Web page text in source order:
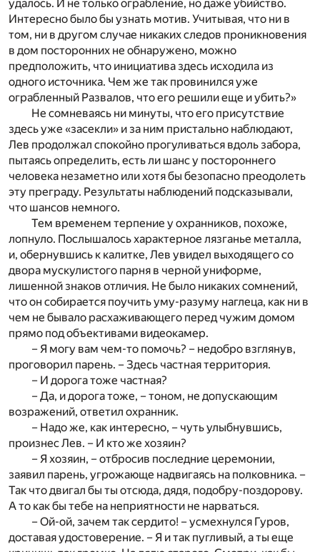
удалось. И не только ограбление, но даже убийство.
Интересно было бы узнать мотив. Учитывая, что ни в
том, ни в другом случае никаких следов проникновения
в дом посторонних не обнаружено, можно
предположить, что инициатива здесь исходила из
одного источника. Чем же так провинился уже
ограбленный Развалов, что его решили еще и убить?»
Не сомневаясь ни минуты, что его присутствие
здесь уже «засекли» и за ним пристально наблюдают,
Лев продолжал спокойно прогуливаться вдоль забора,
пытаясь определить, есть ли шанс у постороннего
человека незаметно или хотя бы безопасно преодолеть
эту преграду. Результаты наблюдений подсказывали,
что шансов немного.
Тем временем терпение у охранников, похоже,
лопнуло. Послышалось характерное лязганье металла,
и, обернувшись к калитке, Лев увидел выходящего со
двора мускулистого парня в черной униформе,
лишенной знаков отличия. Не было никаких сомнений,
что он собирается поучить уму-разуму наглеца, как ни в
чем не бывало расхаживающего перед чужим домом
прямо под объективами видеокамер.
– Я могу вам чем-то помочь? – недобро взглянув,
проговорил парень. – Здесь частная территория.
– И дорога тоже частная?
– Да, и дорога тоже, – тоном, не допускающим
возражений, ответил охранник.
– Надо же, как интересно, – чуть улыбнувшись,
произнес Лев. – И кто же хозяин?
– Я хозяин, – отбросив последние церемонии,
заявил парень, угрожающе надвигаясь на полковника. –
Так что двигал бы ты отсюда, дядя, подобру-поздорову.
А то как бы тебе на неприятности не нарваться.
– Ой-ой, зачем так сердито! – усмехнулся Гуров,
доставая удостоверение. – Я и так пугливый, а ты еще